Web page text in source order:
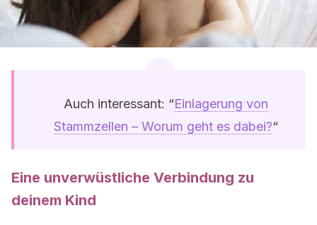
Auch interessant: “Einlagerung von
Stammzellen – Worum geht es dabei?“
Eine unverwüstliche Verbindung zu
deinem Kind